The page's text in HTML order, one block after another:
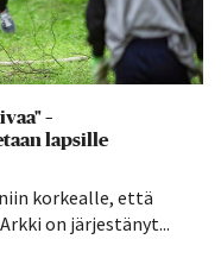
–
lapsille
korkealle, että
on järjestänyt...